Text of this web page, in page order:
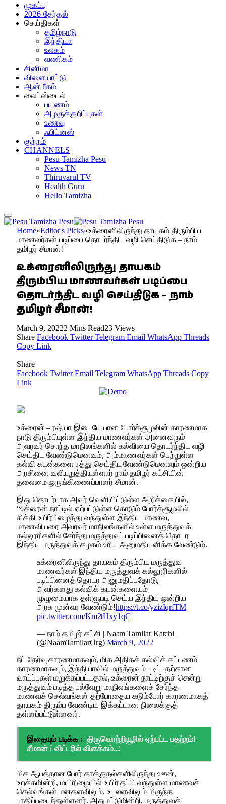
முகப்பு
2026 தேர்தல்
செய்திகள்
தமிழ்நாடு
இந்தியா
உலகம்
வணிகம்
சினிமா
விளையாட்டு
ஆன்மீகம்
லைப்ஸ்டைல்
பயணம்
அழகுக்குறிப்புகள்
உணவு
ஃபிட்னஸ்
குற்றம்
CHANNELS
Pesu Tamizha Pesu
News TN
Thiruvarul TV
Health Guru
Hello Tamizha
Home»Editor's Picks»உக்ரைனிலிருந்து தாயகம் திரும்பிய
மாணவர்கள் படிப்பை தொடர்ந்திட வழி செய்திடுக – நாம்
தமிழர் சீமான்!
உக்ரைனிலிருந்து தாயகம்
திரும்பிய மாணவர்கள் படிப்பை
தொடர்ந்திட வழி செய்திடுக – நாம்
தமிழர் சீமான்!
March 9, 20222 Mins Read23 Views
Share Facebook Twitter Telegram Email WhatsApp Threads
Copy Link
Share
Facebook Twitter Email Telegram WhatsApp Threads Copy
Link
உக்ரைன் – ரஷ்யா இடையேயான போர்ச்சூழலின் காரணமாக
நாடு திரும்பியுள்ள இந்திய மாணவர்கள் அனைவரும்
அவரவர் சொந்த மாநிலங்களில் கல்வியை தொடர்ந்திட வழி
செய்திட வேண்டுமெனவும், அம்மாணவர்கள் பெற்றுள்ள
கல்வி கடன்களை ரத்து செய்திட வேண்டுமெனவும் ஒன்றிய
அரசினை வலியுறுத்தியுள்ளார் நாம் தமிழர் கட்சியின்
தலைமை ஒருங்கிணைப்பாளர் சீமான்.
இது தொடர்பாக அவர் வெளியிட்டுள்ள அறிக்கையில்,
“உக்ரைன் நாட்டில் ஏற்பட்டுள்ள கொடும் போர்ச்சூழலில்
சிக்கி உயிர்பிழைத்து வந்துள்ள இந்திய மாணவ,
மாணவியரை அவரவர் மாநிலங்களில் உள்ள மருத்துவக்
கல்லூரிகளில் சேர்ந்து மருத்துவப் படிப்பினைத் தொடர
இந்திய மருத்துவக் கழகம் உரிய அனுமதியளிக்க வேண்டும்.
உக்ரைனிலிருந்து தாயகம் திரும்பிய மருத்துவ
மாணவர்கள் இந்திய மருத்துவக் கல்லூரிகளில்
படிப்பினைத் தொடர அனுமதிப்பதோடு,
அவர்களது கல்விக் கடன்களையும்
முழுமையாக தள்ளுபடி செய்ய இந்திய ஒன்றிய
அரசு முன்வர வேண்டும்!https://t.co/yzizIqrfTM
pic.twitter.com/Km2tHxy1qC
— நாம் தமிழர் கட்சி | Naam Tamilar Katchi
(@NaamTamilarOrg) March 9, 2022
நீட் தேர்வு காரணமாகவும், மிக அதிகக் கல்விக் கட்டணம்
காரணமாகவும், இந்தியாவில் மருத்துவம் படிப்பதற்கான
வாய்ப்புகள் மறுக்கப்பட்டதால், உக்ரைன் நாட்டிற்குச் சென்று
மருத்துவம் படித்த பல்வேறு மாநிலங்களைச் சேர்ந்த
மாணவச் செல்வங்கள் தற்போதைய கடும்போர் காரணமாகத்
தாயகம் திரும்ப வேண்டிய இக்கட்டான நிலைக்குத்
தள்ளப்பட்டுள்ளனர்.
இதையும் படிக்க : திருவொற்றியூரில் ஏற்பட்ட பதற்றம்!
சீமான் ட்விட்டரில் விளக்கம்..!
மிக ஆபத்தான போர் தாக்குதல்களிலிருந்து ஊன்,
உறக்கமின்றி, மயிரிழையில் உயிர் தப்பி வந்துள்ள மாணவச்
செல்வங்கள் மனதளவிலும், உடலளவிலும் மிகுந்த
பாதிப்படைந்துள்ளனர். அதுமட்டுமின்றி, மருத்துவக்